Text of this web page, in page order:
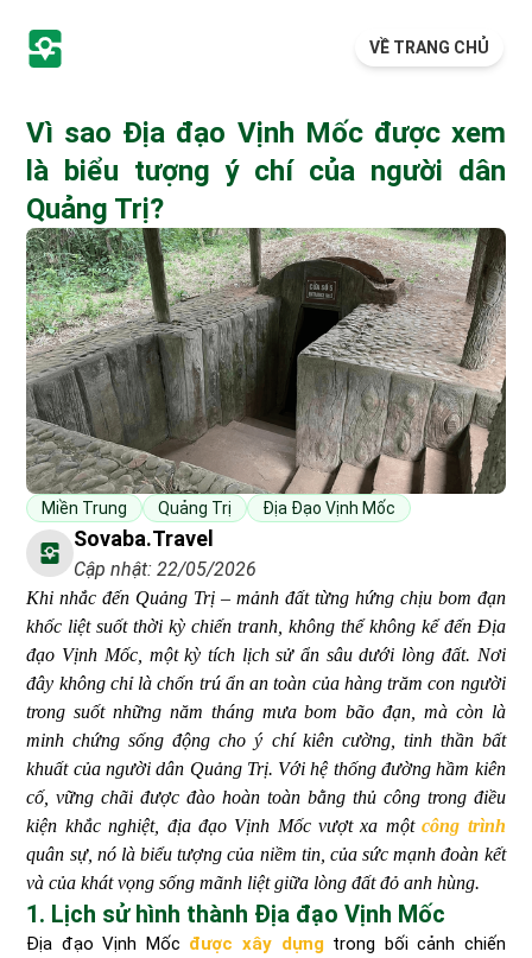
VỀ TRANG CHỦ
Vì sao Địa đạo Vịnh Mốc được xem
là biểu tượng ý chí của người dân
Quảng Trị?
Miền Trung Quảng Trị Địa Đạo Vịnh Mốc
Sovaba.travel
Cập nhật: 22/05/2026
Khi nhắc đến Quảng Trị – mảnh đất từng hứng chịu bom đạn
khốc liệt suốt thời kỳ chiến tranh, không thể không kể đến Địa
đạo Vịnh Mốc, một kỳ tích lịch sử ẩn sâu dưới lòng đất. Nơi
đây không chỉ là chốn trú ẩn an toàn của hàng trăm con người
trong suốt những năm tháng mưa bom bão đạn, mà còn là
minh chứng sống động cho ý chí kiên cường, tinh thần bất
khuất của người dân Quảng Trị. Với hệ thống đường hầm kiên
cố, vững chãi được đào hoàn toàn bằng thủ công trong điều
kiện khắc nghiệt, địa đạo Vịnh Mốc vượt xa mộtcông trình
quân sự, nó là biểu tượng của niềm tin, của sức mạnh đoàn kết
và của khát vọng sống mãnh liệt giữa lòng đất đỏ anh hùng.
1. Lịch sử hình thành Địa đạo Vịnh Mốc
Địa đạo Vịnh Mốc được xây dựngtrong bối cảnh chiến